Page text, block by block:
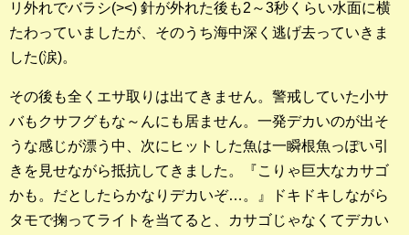
リ外れでバラシ(><) 針が外れた後も2～3秒くらい水面に横
たわっていましたが、そのうち海中深く逃げ去っていきま
した(涙)。
その後も全くエサ取りは出てきません。警戒していた小サ
バもクサフグもな～んにも居ません。一発デカいのが出そ
うな感じが漂う中、次にヒットした魚は一瞬根魚っぽい引
きを見せながら抵抗してきました。『こりゃ巨大なカサゴ
かも。だとしたらかなりデカいぞ…。』ドキドキしながら
タモで掬ってライトを当てると、カサゴじゃなくてデカい